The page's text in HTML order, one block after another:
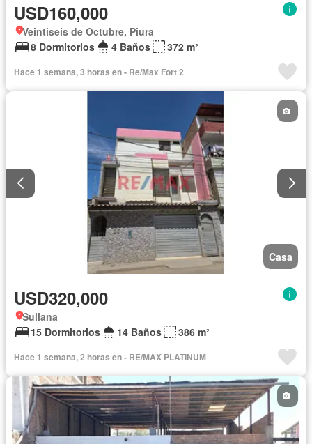
USD160,000
Veintiseis de Octubre, Piura
8 Dormitorios
4 Baños 372 m²
Hace 1 semana, 3 horas en - Re/Max Fort 2
Casa
USD320,000
Sullana
15 Dormitorios
14 Baños 386 m²
Hace 1 semana, 2 horas en - RE/MAX PLATINUM